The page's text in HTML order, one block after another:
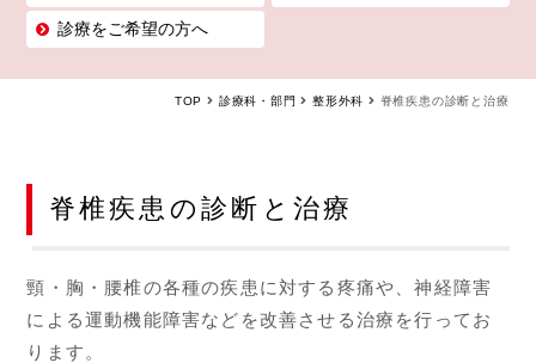
診療をご希望の方へ
TOP 診療科・部門 整形外科 脊椎疾患の診断と治療
脊椎疾患の診断と治療
頸・胸・腰椎の各種の疾患に対する疼痛や、神経障害
による運動機能障害などを改善させる治療を行ってお
ります。